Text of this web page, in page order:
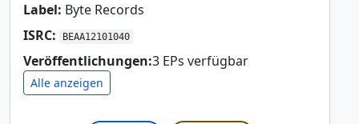
Label: Byte Records
ISRC:
BEAA12101040
Veröffentlichungen:3 EPs verfügbar
Alle anzeigen